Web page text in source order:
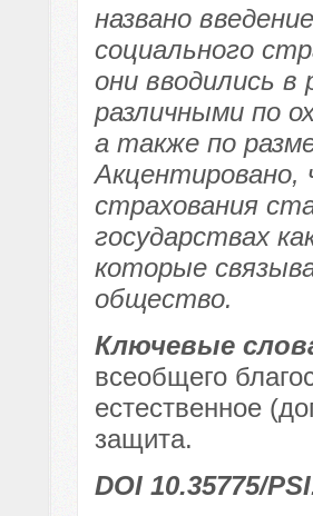
названо
социального
они вводились
различными по
а также по
Акцентировано,
страхования
государствах
которые
общество.
Ключевые
всеобщего
естественное
защита.
DOI 10.35775/